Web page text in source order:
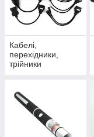
Кабелі,
перехідники,
трійники